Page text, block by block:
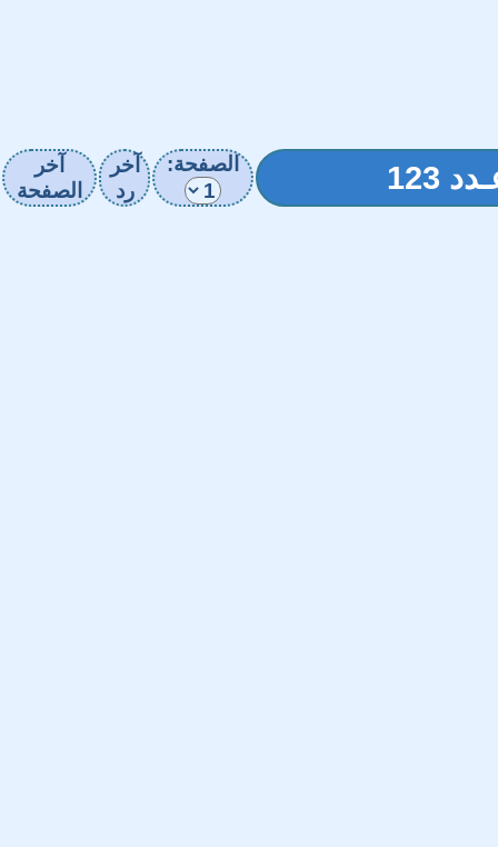
الصفحة:
آخر
رد
آخر
الصفحة